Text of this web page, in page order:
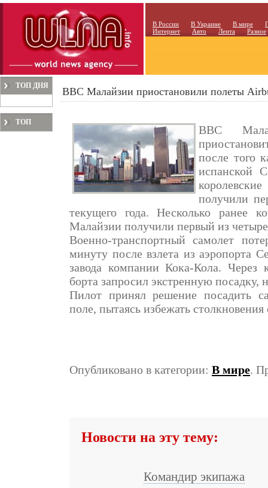
В России В Украине В мире
Интернет
Авто Лента Разное
ТОП ДНЯ
ТОП
ВВС Малайзии приостановили полеты
ВВС
после того
испанской
получили
текущего года. Несколько ранее
Малайзии получили первый из
Военно-транспортный самолет
минуту после взлета из аэропорта
завода компании Кока-Кола. Через
борта запросил экстренную посадку,
Пилот принял решение посадить
поле, пытаясь избежать
Опубликовано в категории: В мире.
Новости на эту тему:
Командир экипажа